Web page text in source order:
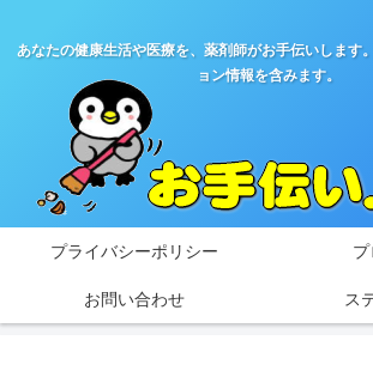
あなたの健康生活や医療を、薬剤師がお手伝いします
ョン情報を含みます。
プライバシーポリシー
お問い合わせ ス